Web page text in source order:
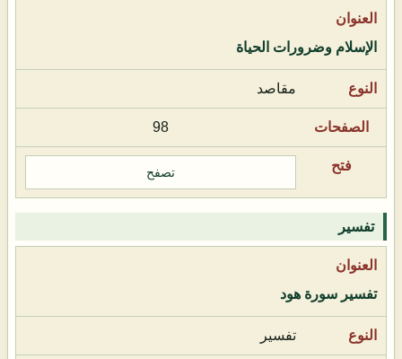
الإسلام وضرورات الحياة
مقاصد
98
تصفح
تفسير
تفسير سورة هود
تفسير